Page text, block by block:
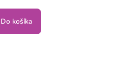
Do košíka